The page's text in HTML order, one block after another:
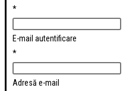
*
E-mail autentificare
*
Adresă e-mail